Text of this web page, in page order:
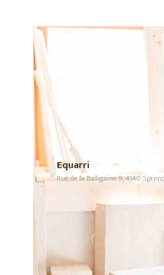
Equarri
Rue de la Balligaine 9, 4140